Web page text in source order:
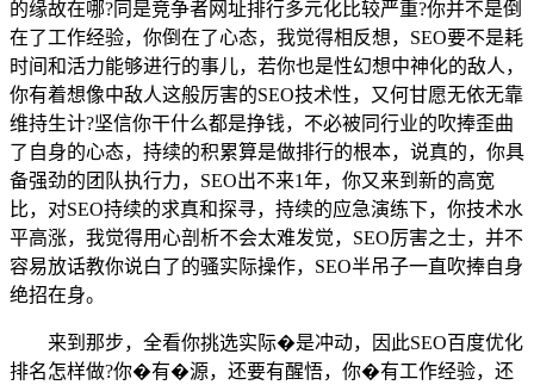
的缘故在哪?同是竞争者网址排行多元化比较严重?你并不是倒
在了工作经验，你倒在了心态，我觉得相反想，SEO要不是耗
时间和活力能够进行的事儿，若你也是性幻想中神化的敌人，
你有着想像中敌人这般厉害的SEO技术性，又何甘愿无依无靠
维持生计?坚信你干什么都是挣钱，不必被同行业的吹捧歪曲
了自身的心态，持续的积累算是做排行的根本，说真的，你具
备强劲的团队执行力，SEO出不来1年，你又来到新的高宽
比，对SEO持续的求真和探寻，持续的应急演练下，你技术水
平高涨，我觉得用心剖析不会太难发觉，SEO厉害之士，并不
容易放话教你说白了的骚实际操作，SEO半吊子一直吹捧自身
绝招在身。
来到那步，全看你挑选实际�是冲动，因此SEO百度优化
排名怎样做?你�有�源，还要有醒悟，你�有工作经验，还